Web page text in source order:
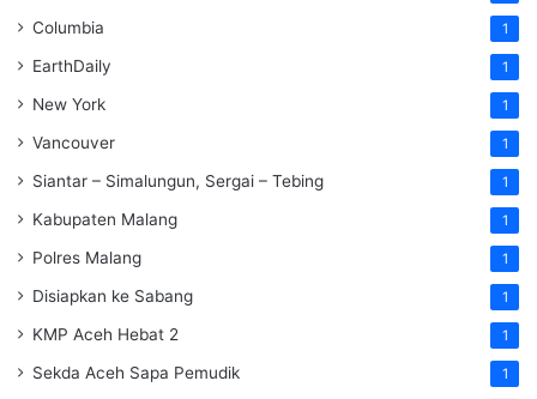
Columbia 1
EarthDaily 1
New York 1
Vancouver 1
Siantar – Simalungun, Sergai – Tebing 1
Kabupaten Malang 1
Polres Malang 1
Disiapkan ke Sabang 1
KMP Aceh Hebat 2 1
Sekda Aceh Sapa Pemudik 1